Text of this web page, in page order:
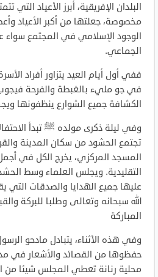
البلدان الإفريقية، أبرز الأعياد التي
مخصوصة، جعلتها من أكبر الأعياد
الوجود الإسلامي في المجتمع
الجماعي.
ففي أول أيام العيد يتزاور أفراد
في جو مليء بالغبطة والفرحة
الكشافة جميع الشوارع ينظفونها
وفي ليلة ذكرى مولده ﷺ تبدأ
تجتمع الحشود من سكان المدينة
المسجد المركزي، يخرج الكل في أجمل
التقليدية. ويجلس العلماء وسط
عليها جميع الهدايا والصدقات التي
الله سبحانه وتعالى وطلبا للبركة
المباركة
وفي هذه الأثناء، يتبادل مادحو
حفظوها من القصائد والأشعار في
محلية رنانة تعطي المجلس شيئا من